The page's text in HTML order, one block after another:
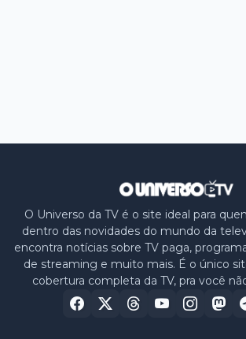
O Universo da TV é o site ideal para
dentro das novidades do mundo da
encontra notícias sobre TV paga,
de streaming e muito mais. É o único
cobertura completa da TV, pra você